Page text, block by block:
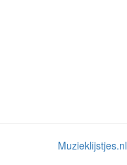
Muzieklijstjes.nl